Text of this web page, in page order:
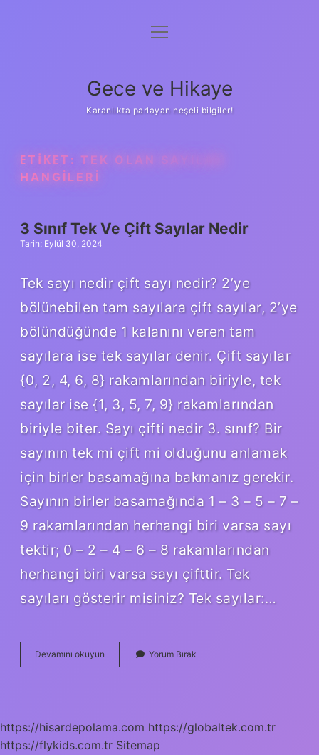
Anasayfa
Yasal Uyarı
menüyü
Gece ve Hikaye
Karanlıkta parlayan neşeli bilgiler!
ETIKET: TEK OLAN SAYILAR
HANGILERI
3 Sınıf Tek Ve Çift Sayılar Nedir
Tarih: Eylül 30, 2024
Tek sayı nedir çift sayı nedir? 2’ye
bölünebilen tam sayılara çift sayılar, 2’ye
bölündüğünde 1 kalanını veren tam
sayılara ise tek sayılar denir. Çift sayılar
{0, 2, 4, 6, 8} rakamlarından biriyle, tek
sayılar ise {1, 3, 5, 7, 9} rakamlarından
biriyle biter. Sayı çifti nedir 3. sınıf? Bir
sayının tek mi çift mi olduğunu anlamak
için birler basamağına bakmanız gerekir.
Sayının birler basamağında 1 – 3 – 5 – 7 –
9 rakamlarından herhangi biri varsa sayı
tektir; 0 – 2 – 4 – 6 – 8 rakamlarından
herhangi biri varsa sayı çifttir. Tek
sayıları gösterir misiniz? Tek sayılar:…
Devamını okuyun
Sınıf
Nedir
Yorum Bırak
https://hisardepolama.com https://globaltek.com.tr
https://flykids.com.tr Sitemap